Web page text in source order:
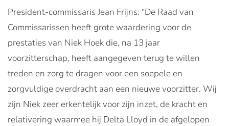
President-commissaris Jean Frijns: "De Raad van
Commissarissen heeft grote waardering voor de
prestaties van Niek Hoek die, na 13 jaar
voorzitterschap, heeft aangegeven terug te willen
treden en zorg te dragen voor een soepele en
zorgvuldige overdracht aan een nieuwe voorzitter. Wij
zijn Niek zeer erkentelijk voor zijn inzet, de kracht en
relativering waarmee hij Delta Lloyd in de afgelopen